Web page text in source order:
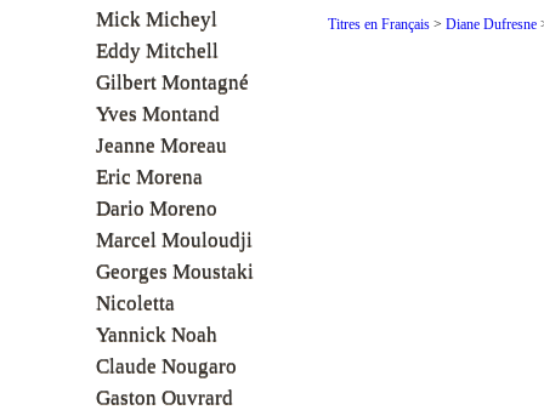
Titres en Français > Diane Dufresne
Mick Micheyl
Eddy Mitchell
Gilbert Montagné
Yves Montand
Jeanne Moreau
Eric Morena
Dario Moreno
Marcel Mouloudji
Georges Moustaki
Nicoletta
Yannick Noah
Claude Nougaro
Gaston Ouvrard